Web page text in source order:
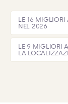
LE 16 MIGLIORI
NEL 2026
LE 9 MIGLIORI
LA